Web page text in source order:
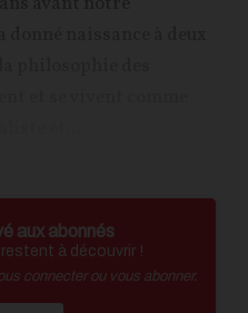
aux abonnés
à découvrir !
connecter ou vous abonner.